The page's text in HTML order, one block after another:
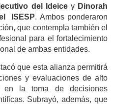
del Ideicey Dinorah
ISESP. Ambos ponderaron
que contempla también el
para el fortalecimiento
de ambas entidades.
que esta alianza permitirá
y evaluaciones de alto
en la toma de decisiones
Subrayó, además, que